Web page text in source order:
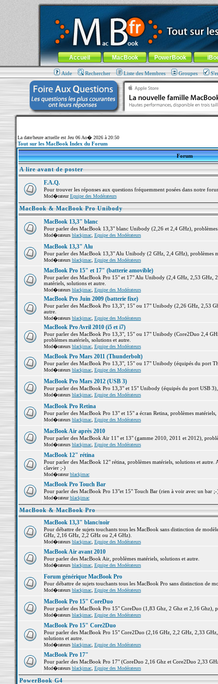
MacBook-fr.com : 100% Apple... 100% nomade !
Aller au contenu-Aller au menu général-Aller au menu de
Menu général
Accueil MacBook PowerBook
Aide Rechercher Liste des Membres Groupes
La date/heure actuelle est Jeu 06 Ao� 2026 à 20:50
Tout sur les MacBook Index du Forum
Forum
A lire avant de poster
F.A.Q.
Pour trouver les réponses aux questions fréquemment posées dans notre
Mod�rateurEquipe des Modérateurs
MacBook & MacBook Pro Unibody
MacBook 13,3" blanc
Pour parler des MacBook 13,3" blanc Unibody (2,26 et 2,4 GHz),
Mod�rateurs blackjmac, Equipe des Modérateurs
MacBook 13,3" Alu
Pour parler des MacBook 13,3" Alu Unibody (2 GHz, 2,4 GHz), problèmes
Mod�rateurs blackjmac, Equipe des Modérateurs
MacBook Pro 15" et 17" (batterie amovible)
Pour parler des MacBook Pro 15" et 17" Alu Unibody (2,4 GHz, 2,53 GHz,
matériels, solutions et autre.
Mod�rateurs blackjmac, Equipe des Modérateurs
MacBook Pro Juin 2009 (batterie fixe)
Pour parler des MacBook Pro 13,3", 15" ou 17" Unibody (2,26 GHz, 2,53
autre.
Mod�rateurs blackjmac, Equipe des Modérateurs
MacBook Pro Avril 2010 (i5 et i7)
Pour parler des MacBook Pro 13,3", 15" ou 17" Unibody (Core2Duo 2,4
problèmes matériels, solutions et autre.
Mod�rateurs blackjmac, Equipe des Modérateurs
MacBook Pro Mars 2011 (Thunderbolt)
Pour parler des MacBook Pro 13,3", 15" ou 17" Unibody (équipés du port
Mod�rateurs blackjmac, Equipe des Modérateurs
MacBook Pro Mars 2012 (USB 3)
Pour parler des MacBook Pro 13,3" et 15" Unibody (équipés du port USB
Mod�rateurs blackjmac, Equipe des Modérateurs
MacBook Pro Retina
Pour parler des MacBook Pro 13" et 15" a écran Retina, problèmes matériels,
Mod�rateurs blackjmac, Equipe des Modérateurs
MacBook Air après 2010
Pour parler des MacBook Air 11" et 13" (gamme 2010, 2011 et 2012),
Mod�rateurs blackjmac, Equipe des Modérateurs
MacBook 12" rétina
Pour parler des MacBook 12" rétina, problèmes matériels, solutions et
clavier ;-)
Mod�rateurblackjmac
MacBook Pro Touch Bar
Pour parler des MacBook Pro 13"et 15" Touch Bar (rien à voir avec un bar
Mod�rateurblackjmac
MacBook & MacBook Pro
MacBook 13,3" blanc/noir
Pour débattre de sujets touchants tous les MacBook sans distinction de
GHz, 2,16 GHz, 2,2 GHz ou 2,4 GHz).
Mod�rateurs blackjmac, Equipe des Modérateurs
MacBook Air avant 2010
Pour parler des MacBook Air, problèmes matériels, solutions et autre.
Mod�rateurs blackjmac, Equipe des Modérateurs
Forum générique MacBook Pro
Pour débattre de sujets touchants tous les MacBook Pro sans distinction de
Mod�rateurs blackjmac, Equipe des Modérateurs
MacBook Pro 15" CoreDuo
Pour parler des MacBook Pro 15" CoreDuo (1,83 Ghz, 2 Ghz et 2,16 Ghz),
Mod�rateurs blackjmac, Equipe des Modérateurs
MacBook Pro 15" Core2Duo
Pour parler des MacBook Pro 15" Core2Duo (2,16 GHz, 2,2 GHz, 2,33
solutions et autre.
Mod�rateurs blackjmac, Equipe des Modérateurs
MacBook Pro 17"
Pour parler des MacBook Pro 17" (CoreDuo 2,16 Ghz et Core2Duo 2,33
Mod�rateurs blackjmac, Equipe des Modérateurs
PowerBook G4